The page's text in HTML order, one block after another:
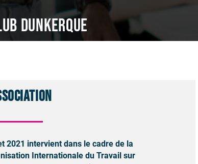
Dunkerque
2021 intervient dans le cadre de la
Internationale du Travail sur